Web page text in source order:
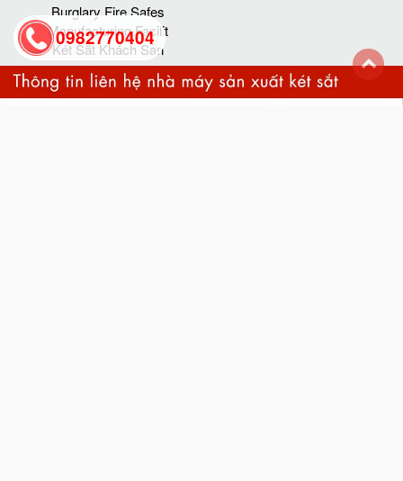
Burglary Fire Safes
Manufacturing Facilit
Két Sắt Khách Sạn
0982770404
back